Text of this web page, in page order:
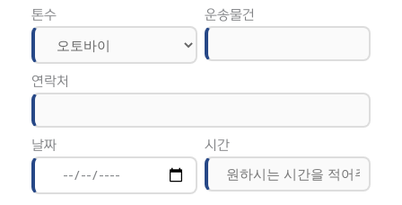
톤수 운송물건
연락처
날짜 시간